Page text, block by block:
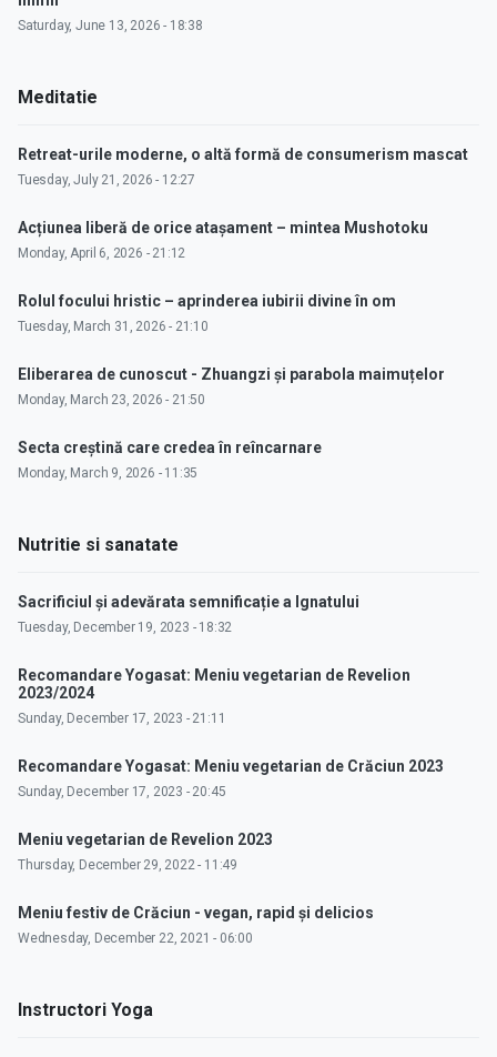
Saturday, June 13, 2026 - 18:38
Meditatie
Retreat-urile moderne, o altă formă de consumerism mascat
Tuesday, July 21, 2026 - 12:27
Acțiunea liberă de orice atașament – mintea Mushotoku
Monday, April 6, 2026 - 21:12
Rolul focului hristic – aprinderea iubirii divine în om
Tuesday, March 31, 2026 - 21:10
Eliberarea de cunoscut - Zhuangzi și parabola maimuțelor
Monday, March 23, 2026 - 21:50
Secta creștină care credea în reîncarnare
Monday, March 9, 2026 - 11:35
Nutritie si sanatate
Sacrificiul și adevărata semnificație a Ignatului
Tuesday, December 19, 2023 - 18:32
Recomandare Yogasat: Meniu vegetarian de Revelion
2023/2024
Sunday, December 17, 2023 - 21:11
Recomandare Yogasat: Meniu vegetarian de Crăciun 2023
Sunday, December 17, 2023 - 20:45
Meniu vegetarian de Revelion 2023
Thursday, December 29, 2022 - 11:49
Meniu festiv de Crăciun - vegan, rapid și delicios
Wednesday, December 22, 2021 - 06:00
Instructori Yoga